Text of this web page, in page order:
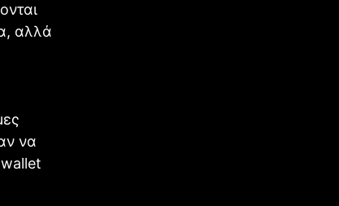
αλλά
να